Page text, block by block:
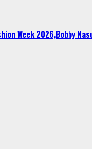
Week 2026,Bobby